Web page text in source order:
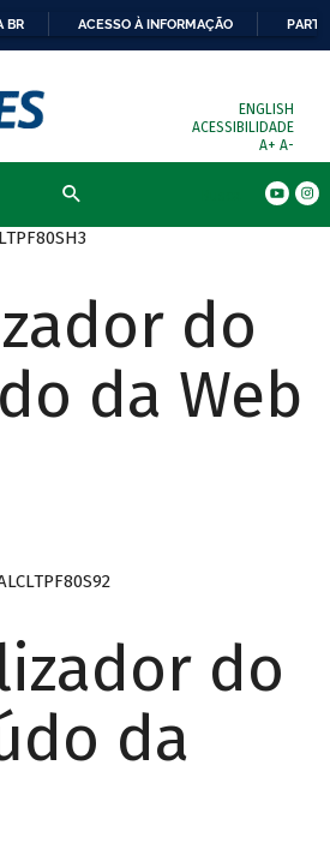
BR ACESSO À INFORMAÇÃO
ENGLISH
ACESSIBILIDADE
A+ A-
do
da Web
do
da